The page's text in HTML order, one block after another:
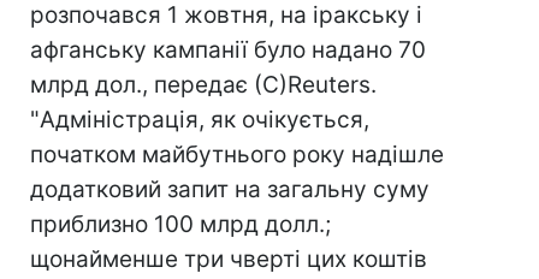
розпочався 1 жовтня, на іракську і
афганську кампанії було надано 70
млрд дол., передає (С)Reuters.
"Адміністрація, як очікується,
початком майбутнього року надішле
додатковий запит на загальну суму
приблизно 100 млрд долл.;
щонайменше три чверті цих коштів